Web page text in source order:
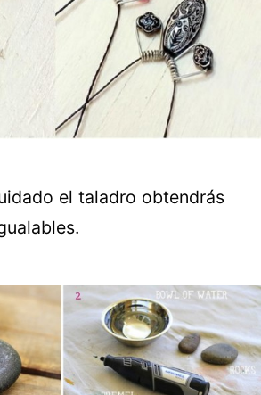
el taladro obtendrás